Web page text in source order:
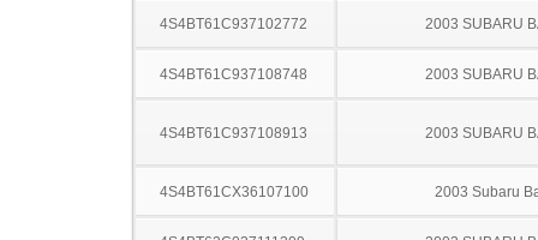
4S4BT61C937102772 2003 SUBARU
4S4BT61C937108748 2003 SUBARU
4S4BT61C937108913 2003 SUBARU
4S4BT61CX36107100 2003 Subaru